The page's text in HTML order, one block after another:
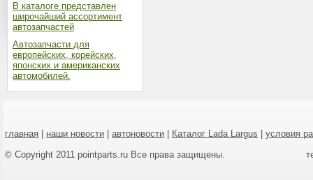
В каталоге представлен
широчайший ассортимент
автозапчастей
Автозапчасти для
европейских, корейских,
японских и американских
автомобилей.
главная наши новости автоновости Каталог Lada Largus
условия
© Copyright 2011 pointparts.ru Все права защищены.